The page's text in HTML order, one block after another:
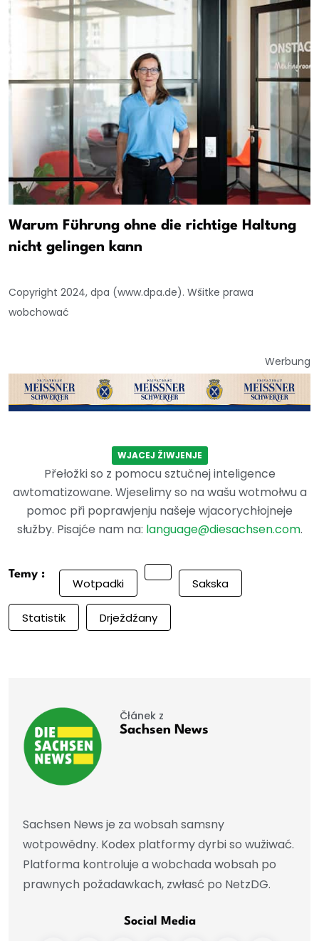
Warum Führung ohne die richtige Haltung
nicht gelingen kann
Copyright 2024, dpa (www.dpa.de). Wšitke prawa
wobchować
Werbung
WJACEJ ŽIWJENJE
Přełožki so z pomocu sztučnej inteligence
awtomatizowane. Wjeselimy so na wašu wotmołwu a
pomoc při poprawjenju našeje wjacorychłojneje
słužby. Pisajće nam na: language@diesachsen.com.
Temy :
Wotpadki Sakska
Statistik Drježdźany
Čłánek z
Sachsen News
Sachsen News je za wobsah samsny
wotpowědny. Kodex platformy dyrbi so wužiwać.
Platforma kontroluje a wobchada wobsah po
prawnych požadawkach, zwłasć po NetzDG.
Social Media